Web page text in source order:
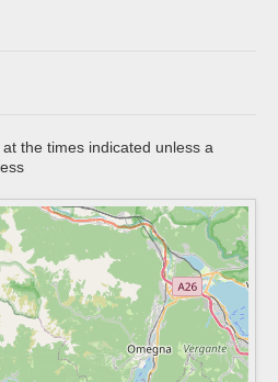
the times indicated unless a